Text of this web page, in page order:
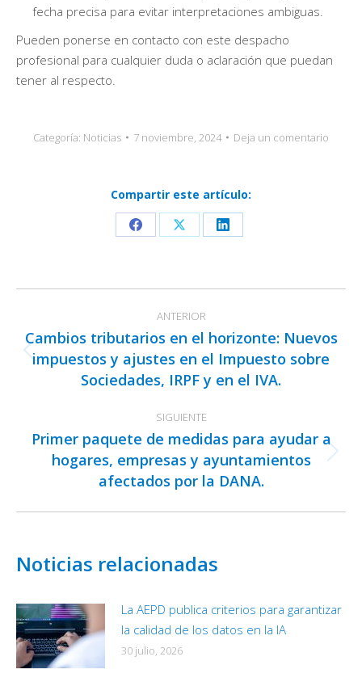
fecha precisa para evitar interpretaciones ambiguas.
Pueden ponerse en contacto con este despacho
profesional para cualquier duda o aclaración que puedan
tener al respecto.
Categoría: Noticias 7 noviembre, 2024 Deja un comentario
Compartir este artículo:
Share
Facebook
Share
X
Share
LinkedIn
entre
publicaciones
ANTERIOR
Publicación
anterior:
Cambios tributarios en el horizonte: Nuevos
impuestos y ajustes en el Impuesto sobre
Sociedades, IRPF y en el IVA.
SIGUIENTE
Publicación
siguiente:
Primer paquete de medidas para ayudar a
hogares, empresas y ayuntamientos
afectados por la DANA.
Noticias relacionadas
La AEPD publica criterios para garantizar
la calidad de los datos en la IA
30 julio, 2026